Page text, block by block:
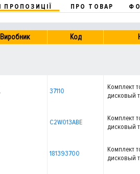
ПРОПОЗИЦІЇ ПРО ТОВАР
Виробник Код
37110
Комплект
дисковый
C2W013ABE
Комплект
дисковый
181393700
Комплект
дисковый